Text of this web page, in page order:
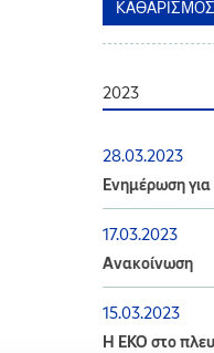
2023
28.03.2023
Ενημέρωση για
17.03.2023
Ανακοίνωση
15.03.2023
Η ΕΚΟ στο